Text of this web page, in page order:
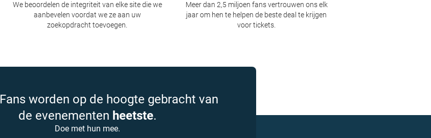
We beoordelen de integriteit van elke site die we
aanbevelen voordat we ze aan uw
zoekopdracht toevoegen.
Meer dan 2,5 miljoen fans vertrouwen ons elk
jaar om hen te helpen de beste deal te krijgen
voor tickets.
Fans worden op de hoogte gebracht van
de evenementen heetste.
Doe met hun mee.